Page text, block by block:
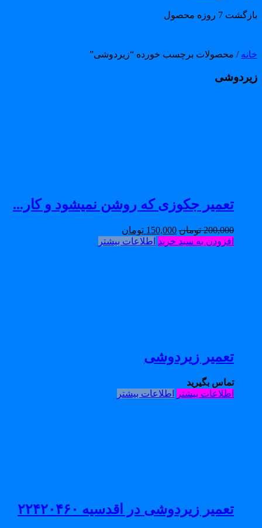
7 روزه محصول
/ محصولات برچسب خورده “زیردوشی”
تعمیر جکوزی که روشن نمیشود و کار...
200,000 تومان 150,000 تومان
افزودن به سبد خرید اطلاعات بیشتر
تعمیر زیردوشی
تماس بگیرید
اطلاعات بیشتر اطلاعات بیشتر
تعمیر زیردوشی در اقدسیه ۲۲۴۲۰۴۶۰